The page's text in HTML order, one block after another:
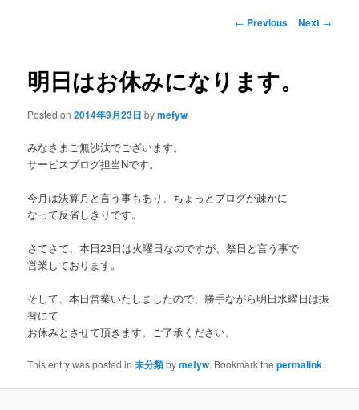
content
Post
← Previous Next →
明日はお休みになります。
Posted on2014年9月23日 bymefyw
みなさまご無沙汰でございます。
サービスブログ担当Nです。
今月は決算月と言う事もあり、ちょっとブログが疎かに
なって反省しきりです。
さてさて、本日23日は火曜日なのですが、祭日と言う事で
営業しております。
そして、本日営業いたしましたので、勝手ながら明日水曜日は振
替にて
お休みとさせて頂きます。ご了承ください。
This entry was posted in未分類bymefyw. Bookmark thepermalink.